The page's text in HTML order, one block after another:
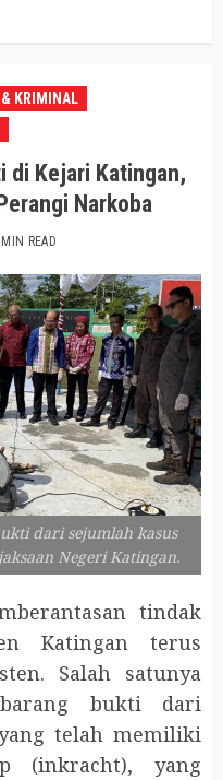
KRIMINAL
di Kejari Katingan,
Narkoba
READ
dari sejumlah kasus
Negeri Katingan.
tindak
Katingan terus
Salah satunya
bukti dari
telah memiliki
(inkracht), yang